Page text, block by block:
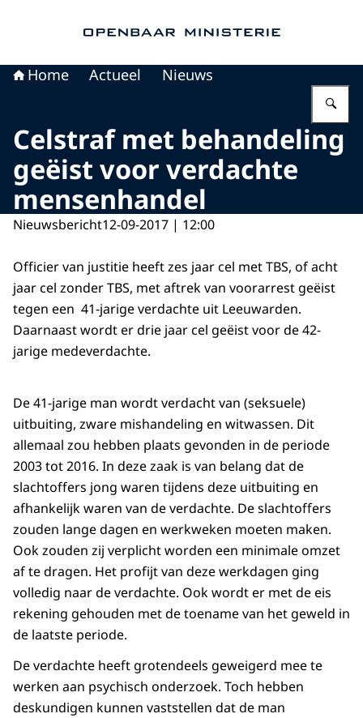
Home Actueel Nieuws
Celstraf met behandeling
geëist voor verdachte
mensenhandel
Nieuwsbericht12-09-2017 | 12:00
Officier van justitie heeft zes jaar cel met TBS, of acht
jaar cel zonder TBS, met aftrek van voorarrest geëist
tegen een 41-jarige verdachte uit Leeuwarden.
Daarnaast wordt er drie jaar cel geëist voor de 42-
jarige medeverdachte.
De 41-jarige man wordt verdacht van (seksuele)
uitbuiting, zware mishandeling en witwassen. Dit
allemaal zou hebben plaats gevonden in de periode
2003 tot 2016. In deze zaak is van belang dat de
slachtoffers jong waren tijdens deze uitbuiting en
afhankelijk waren van de verdachte. De slachtoffers
zouden lange dagen en werkweken moeten maken.
Ook zouden zij verplicht worden een minimale omzet
af te dragen. Het profijt van deze werkdagen ging
volledig naar de verdachte. Ook wordt er met de eis
rekening gehouden met de toename van het geweld in
de laatste periode.
De verdachte heeft grotendeels geweigerd mee te
werken aan psychisch onderzoek. Toch hebben
deskundigen kunnen vaststellen dat de man